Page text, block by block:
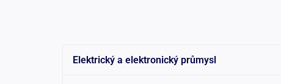
Elektrický a elektronický průmysl